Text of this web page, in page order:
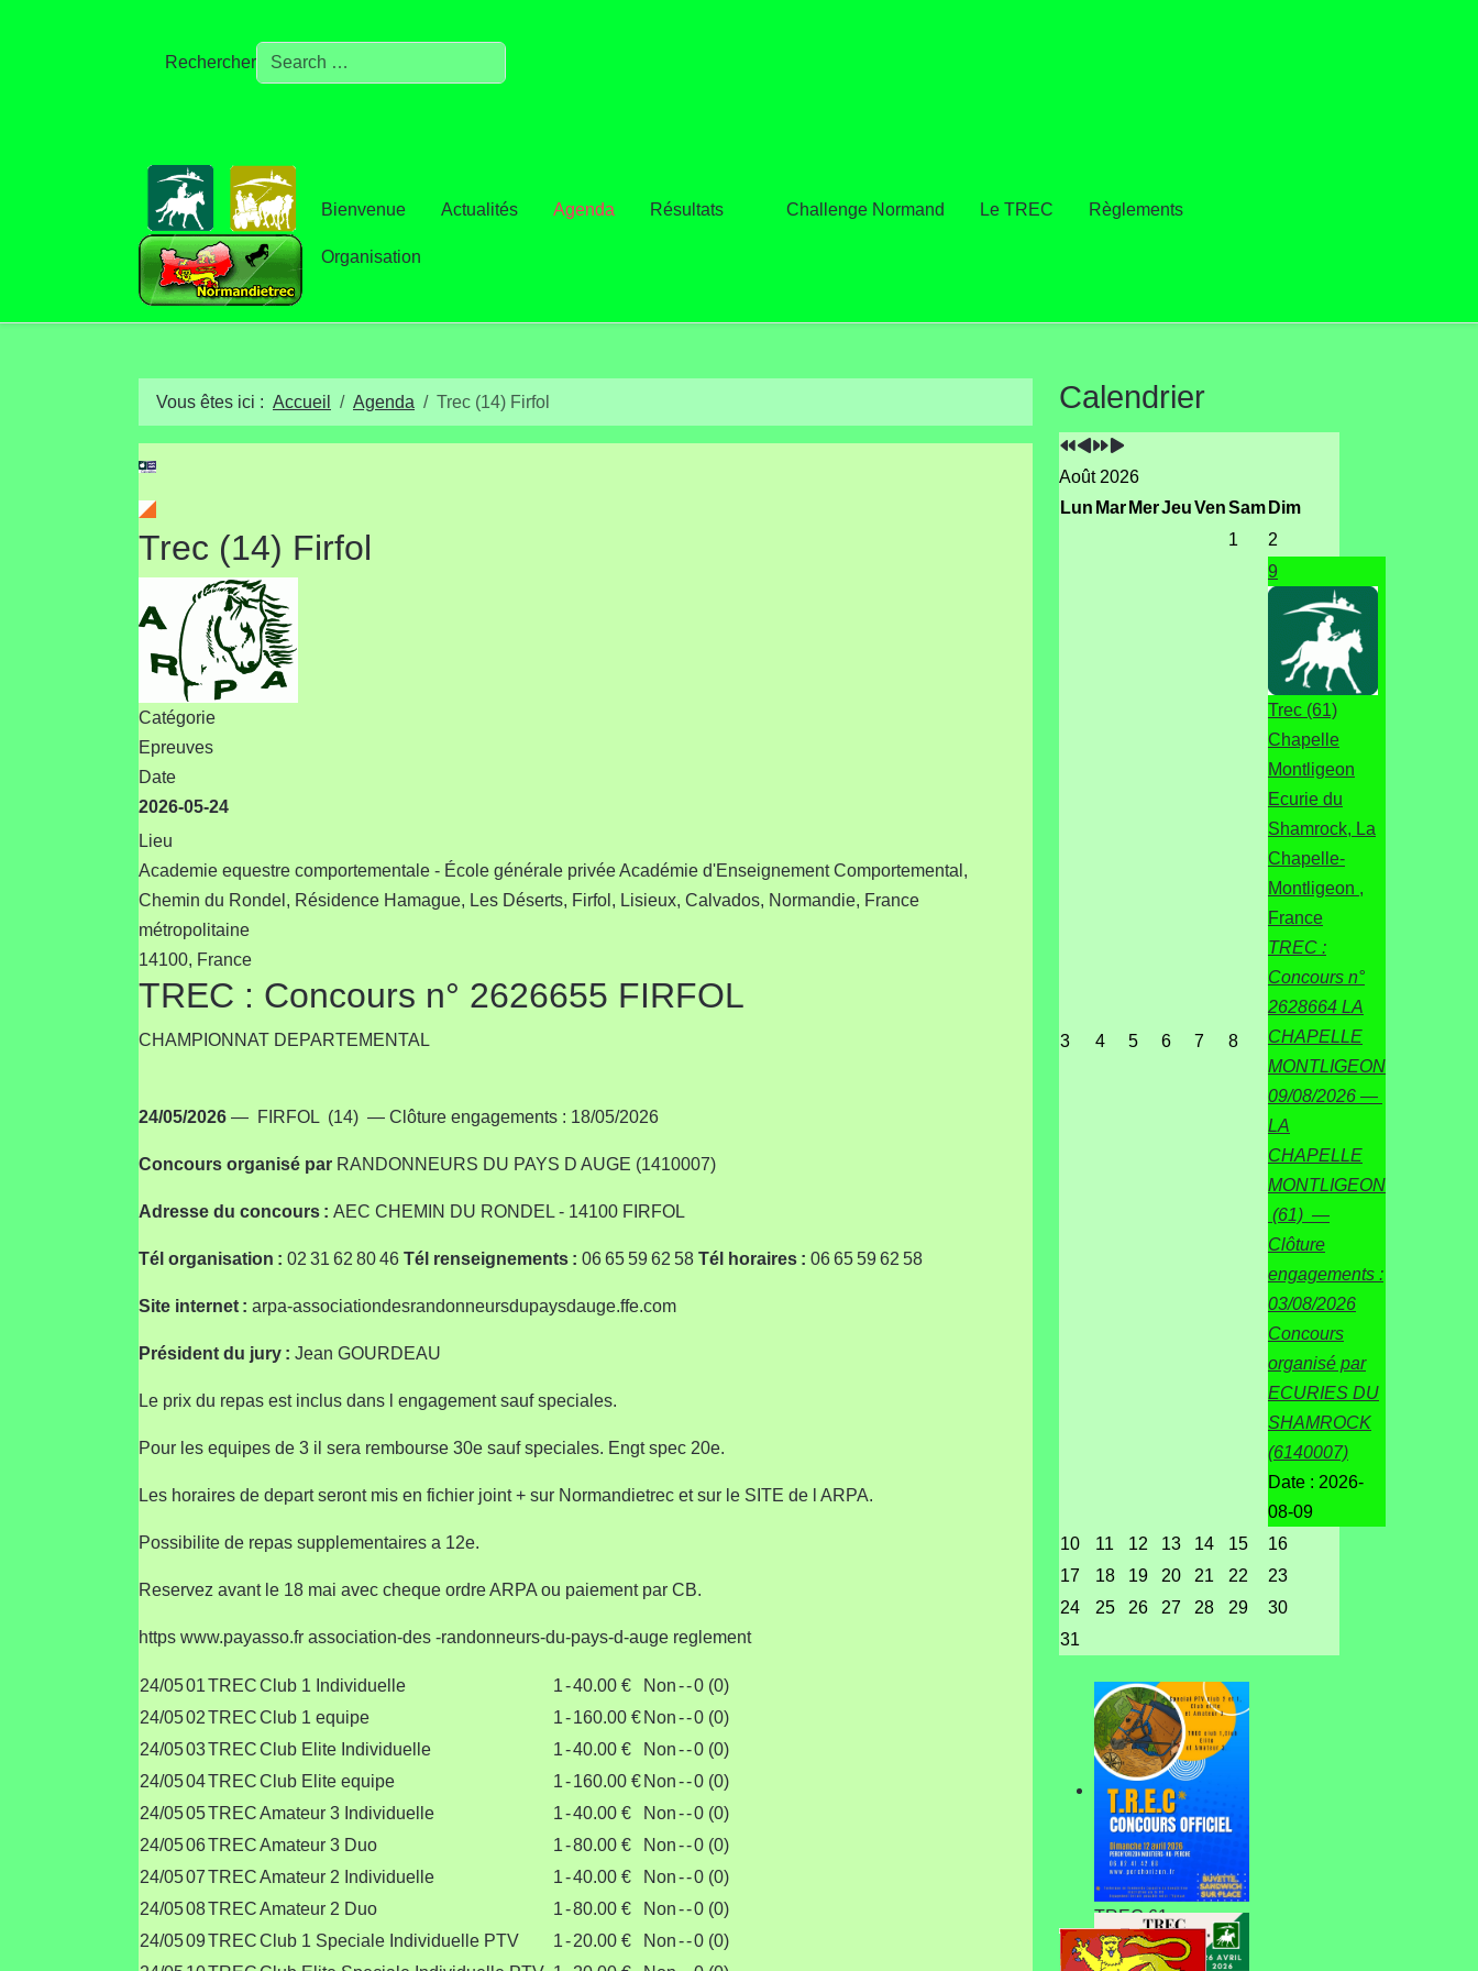
Rechercher
Bienvenue Actualités Agenda Résultats Challenge Normand Le TREC Règlements
Organisation
Vous êtes ici : Accueil Agenda Trec (14) Firfol
Trec (14) Firfol
Catégorie
Epreuves
Date
2026-05-24
Lieu
Academie equestre comportementale - École générale privée Académie d'Enseignement Comportemental,
Chemin du Rondel, Résidence Hamague, Les Déserts, Firfol, Lisieux, Calvados, Normandie, France
métropolitaine
14100, France
TREC : Concours n° 2626655 FIRFOL
CHAMPIONNAT DEPARTEMENTAL
24/05/2026 — FIRFOL (14) — Clôture engagements : 18/05/2026
Concours organisé par RANDONNEURS DU PAYS D AUGE (1410007)
Adresse du concours : AEC CHEMIN DU RONDEL - 14100 FIRFOL
Tél organisation : 02 31 62 80 46 Tél renseignements : 06 65 59 62 58 Tél horaires : 06 65 59 62 58
Site internet : arpa-associationdesrandonneursdupaysdauge.ffe.com
Président du jury : Jean GOURDEAU
Le prix du repas est inclus dans l engagement sauf speciales.
Pour les equipes de 3 il sera rembourse 30e sauf speciales. Engt spec 20e.
Les horaires de depart seront mis en fichier joint + sur Normandietrec et sur le SITE de l ARPA.
Possibilite de repas supplementaires a 12e.
Reservez avant le 18 mai avec cheque ordre ARPA ou paiement par CB.
https www.payasso.fr association-des -randonneurs-du-pays-d-auge reglement
24/0501TRECClub 1 Individuelle 1-40.00 € Non--0 (0)
24/0502TRECClub 1 equipe 1-160.00 € Non--0 (0)
24/0503TRECClub Elite Individuelle 1-40.00 € Non--0 (0)
24/0504TRECClub Elite equipe 1-160.00 € Non--0 (0)
24/0505TRECAmateur 3 Individuelle 1-40.00 € Non--0 (0)
24/0506TRECAmateur 3 Duo 1-80.00 € Non--0 (0)
24/0507TRECAmateur 2 Individuelle 1-40.00 € Non--0 (0)
24/0508TRECAmateur 2 Duo 1-80.00 € Non--0 (0)
24/0509TRECClub 1 Speciale Individuelle PTV 1-20.00 € Non--0 (0)
Calendrier
Année
précédente
Mois
précédent
Année
suivante
suivant
Août 2026
Lun Mar MerJeuVenSam Dim
1
2
3 4 5 6 7 8
9
Trec (61)
Chapelle
Montligeon
Ecurie du
Shamrock, La
Chapelle-
Montligeon ,
France
TREC :
Concours n°
2628664 LA
CHAPELLE
MONTLIGEON
09/08/2026 —
LA
CHAPELLE
MONTLIGEON
(61) —
Clôture
engagements :
03/08/2026
Concours
organisé par
ECURIES DU
SHAMROCK
(6140007)
Date : 2026-
08-09
10
11 12 13 14 15
16
17
18 19 20 21 22
23
24
25 26 27 28 29
30
31
TREC 61